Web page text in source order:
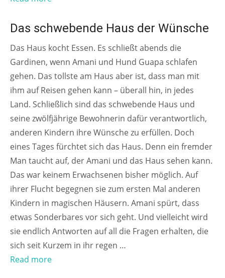
AB 10 JAHREN
Das schwebende Haus der Wünsche
Das Haus kocht Essen. Es schließt abends die
Gardinen, wenn Amani und Hund Guapa schlafen
gehen. Das tollste am Haus aber ist, dass man mit
ihm auf Reisen gehen kann – überall hin, in jedes
Land. Schließlich sind das schwebende Haus und
seine zwölfjährige Bewohnerin dafür verantwortlich,
anderen Kindern ihre Wünsche zu erfüllen. Doch
eines Tages fürchtet sich das Haus. Denn ein fremder
Man taucht auf, der Amani und das Haus sehen kann.
Das war keinem Erwachsenen bisher möglich. Auf
ihrer Flucht begegnen sie zum ersten Mal anderen
Kindern in magischen Häusern. Amani spürt, dass
etwas Sonderbares vor sich geht. Und vielleicht wird
sie endlich Antworten auf all die Fragen erhalten, die
sich seit Kurzem in ihr regen …
Read more